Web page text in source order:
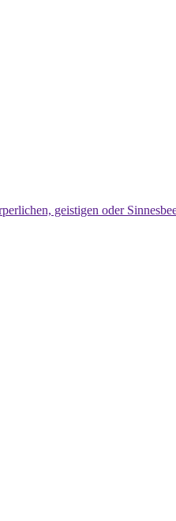
geistigen oder